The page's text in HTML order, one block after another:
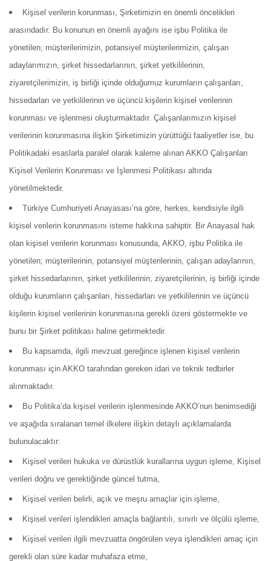
Kişisel verilerin korunması, Şirketimizin en önemli öncelikleri
arasındadır. Bu konunun en önemli ayağını ise işbu Politika ile
yönetilen; müşterilerimizin, potansiyel müşterilerimizin, çalışan
adaylarımızın, şirket hissedarlarının, şirket yetkililerinin,
ziyaretçilerimizin, iş birliği içinde olduğumuz kurumların çalışanları,
hissedarları ve yetkililerinin ve üçüncü kişilerin kişisel verilerinin
korunması ve işlenmesi oluşturmaktadır. Çalışanlarımızın kişisel
verilerinin korunmasına ilişkin Şirketimizin yürüttüğü faaliyetler ise, bu
Politikadaki esaslarla paralel olarak kaleme alınan AKKO Çalışanları
Kişisel Verilerin Korunması ve İşlenmesi Politikası altında
yönetilmektedir.
Türkiye Cumhuriyeti Anayasası’na göre, herkes, kendisiyle ilgili
kişisel verilerin korunmasını isteme hakkına sahiptir. Bir Anayasal hak
olan kişisel verilerin korunması konusunda, AKKO, işbu Politika ile
yönetilen; müşterilerinin, potansiyel müşterilerinin, çalışan adaylarının,
şirket hissedarlarının, şirket yetkililerinin, ziyaretçilerinin, iş birliği içinde
olduğu kurumların çalışanları, hissedarları ve yetkililerinin ve üçüncü
kişilerin kişisel verilerinin korunmasına gerekli özeni göstermekte ve
bunu bir Şirket politikası haline getirmektedir.
Bu kapsamda, ilgili mevzuat gereğince işlenen kişisel verilerin
korunması için AKKO tarafından gereken idari ve teknik tedbirler
alınmaktadır.
Bu Politika’da kişisel verilerin işlenmesinde AKKO’nun benimsediği
ve aşağıda sıralanan temel ilkelere ilişkin detaylı açıklamalarda
bulunulacaktır:
Kişisel verileri hukuka ve dürüstlük kurallarına uygun işleme, Kişisel
verileri doğru ve gerektiğinde güncel tutma,
Kişisel verileri belirli, açık ve meşru amaçlar için işleme,
Kişisel verileri işlendikleri amaçla bağlantılı, sınırlı ve ölçülü işleme,
Kişisel verileri ilgili mevzuatta öngörülen veya işlendikleri amaç için
gerekli olan süre kadar muhafaza etme,